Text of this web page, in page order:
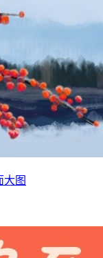
大图